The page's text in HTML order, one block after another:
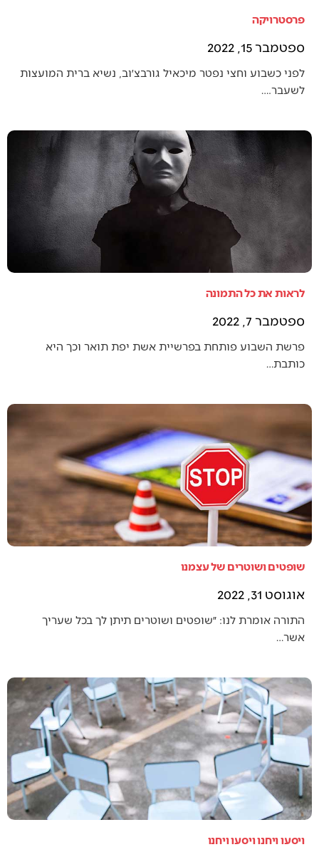
פרסטרויקה
ספטמבר 15, 2022
לפני כשבוע וחצי נפטר מיכאיל גורבצ׳וב, נשיא ברית המועצות
לשעבר.…
לראות את כל התמונה
ספטמבר 7, 2022
פרשת השבוע פותחת בפרשיית אשת יפת תואר וכך היא
כותבת…
שופטים ושוטרים של עצמנו
אוגוסט 31, 2022
התורה אומרת לנו: ״שופטים ושוטרים תיתן לך בכל שעריך
אשר…
ויסעו ויחנו ויסעו ויחנו